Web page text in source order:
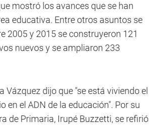
mostró los avances que se han
educativa. Entre otros asuntos se
2005 y 2015 se construyeron 121
nuevos y se ampliaron 233
Vázquez dijo que "se está viviendo el
en el ADN de la educación". Por su
de Primaria, Irupé Buzzetti, se refirió